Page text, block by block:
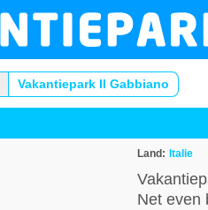
Vakantiepark Il Gabbiano
Land: Italie
Net even